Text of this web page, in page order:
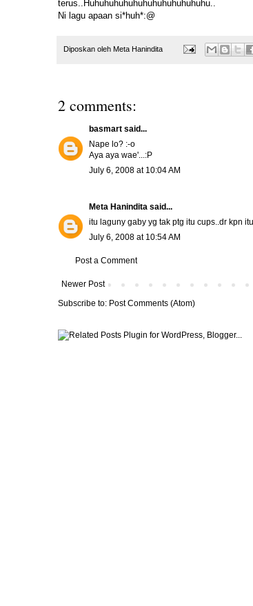
terus..Huhuhuhuhuhuhuhuhuhuhuhuhu..
Ni lagu apaan si*huh*:@
Diposkan oleh Meta Hanindita
2 comments:
basmart said...
Nape lo? :-o
Aya aya wae'...:P
July 6, 2008 at 10:04 AM
Meta Hanindita said...
itu laguny gaby yg tak ptg itu cups..dr kpn
July 6, 2008 at 10:54 AM
Post a Comment
Newer Post
Subscribe to: Post Comments (Atom)